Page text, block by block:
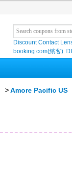
Discount Contact
booking.com(繽客)
> Amore Pacific US